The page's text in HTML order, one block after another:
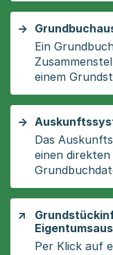
Ein
einem
Das
einen
Per Klick auf